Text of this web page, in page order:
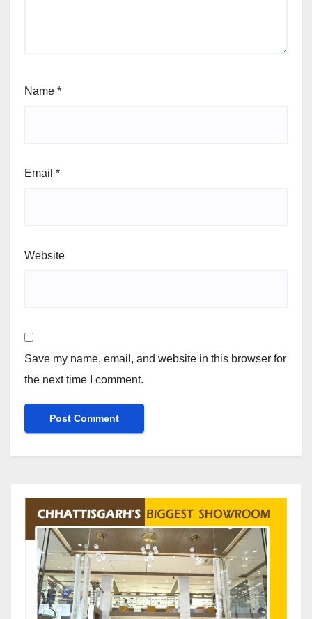
Name *
Email *
Website
Save my name, email, and website in this browser for
the next time I comment.